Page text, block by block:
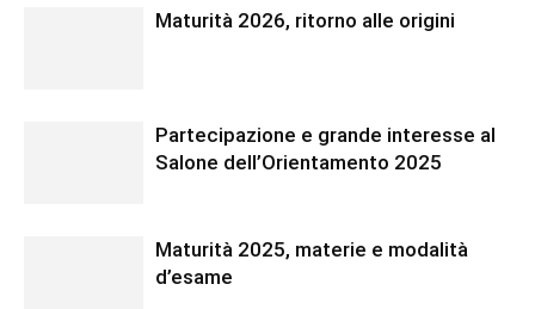
Maturità 2026, ritorno alle origini
Partecipazione e grande interesse al
Salone dell’Orientamento 2025
Maturità 2025, materie e modalità
d’esame